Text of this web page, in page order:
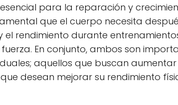
para la reparación y
que el cuerpo necesita
rendimiento durante
En conjunto, ambos son
aquellos que buscan
desean mejorar su rendimiento